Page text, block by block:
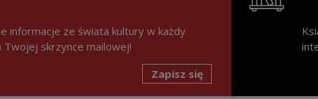
informacje ze świata kultury w każdy
Twojej skrzynce mailowej!
Zapisz się